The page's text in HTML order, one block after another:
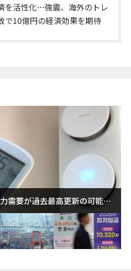
を活性化…強震、海外のトレ
で10億円の経済効果を期待
需要が過去最高更新の可能性